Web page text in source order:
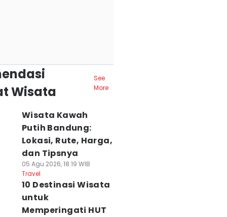
Wisata
See
More
Wisata Kawah
Putih Bandung:
Lokasi, Rute, Harga,
dan Tipsnya
05 Agu 2026, 18:19 WIB
Travel
10 Destinasi Wisata
untuk
Memperingati HUT